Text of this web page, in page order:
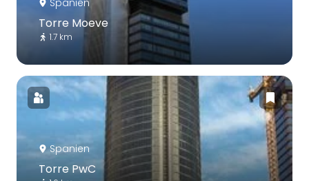
Spanien
Torre Moeve
1.7 km
Spanien
Torre PwC